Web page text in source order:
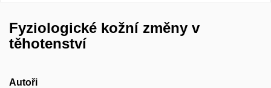
Fyziologické kožní změny v
těhotenství
Autoři